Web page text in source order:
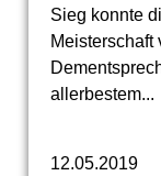
Sieg konnte
Meisterschaft
allerbestem...
12.05.2019